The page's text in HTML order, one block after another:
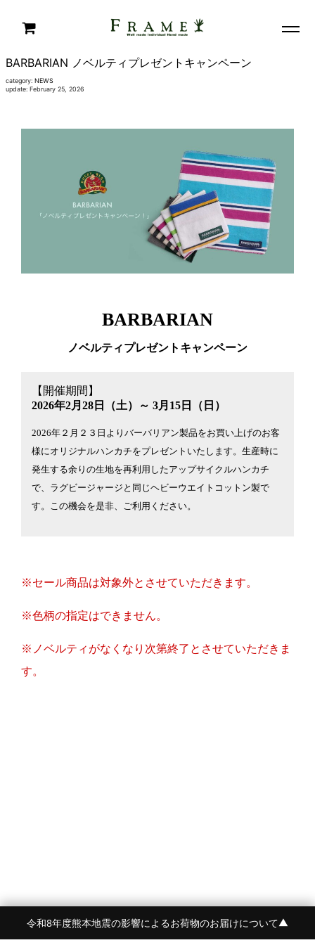
BARBARIAN ノベルティプレゼントキャンペーン
category: NEWS
update: February 25, 2026
BARBARIAN
ノベルティプレゼントキャンペーン
【開催期間】
2026年2月28日（土）～ 3月15日（日）
2026年２月２３日よりバーバリアン製品をお買い上げのお客
様にオリジナルハンカチをプレゼントいたします。生産時に
発生する余りの生地を再利用したアップサイクルハンカチ
で、ラグビージャージと同じヘビーウエイトコットン製で
す。この機会を是非、ご利用ください。
※セール商品は対象外とさせていただきます。
※色柄の指定はできません。
※ノベルティがなくなり次第終了とさせていただきま
す。
令和8年度熊本地震の影響によるお荷物のお届けについて▼